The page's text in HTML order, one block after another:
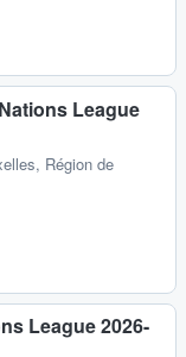
League
Région de
League 2026-